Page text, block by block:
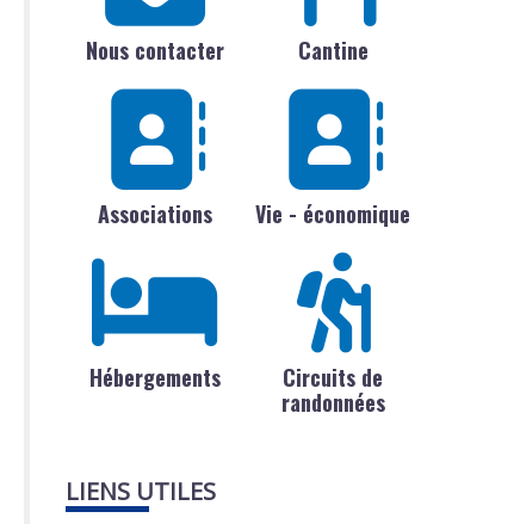
Nous contacter Cantine
Associations Vie - économique
Hébergements
Circuits de
randonnées
LIENS UTILES